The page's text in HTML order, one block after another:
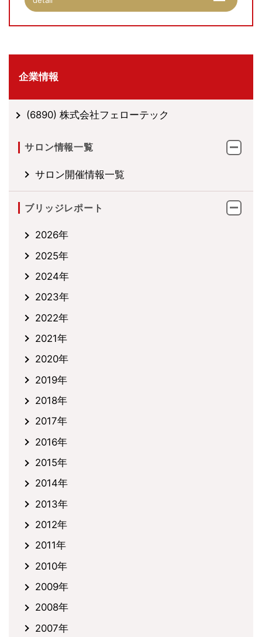
企業情報
(6890) 株式会社フェローテック
サロン情報一覧
サロン開催情報一覧
ブリッジレポート
2026年
2025年
2024年
2023年
2022年
2021年
2020年
2019年
2018年
2017年
2016年
2015年
2014年
2013年
2012年
2011年
2010年
2009年
2008年
2007年